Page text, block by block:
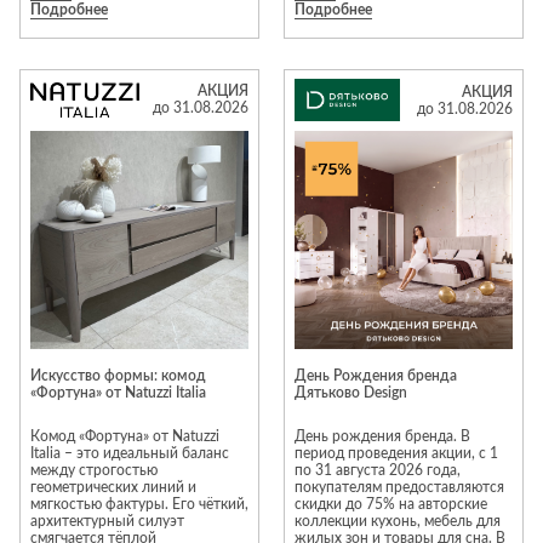
Moravio, Tomasella, Alf, Vaccari
предлагая клиентам
актуальные интерьерные
решения. Предложение
действительно с 1 по 31
августа 2026 года.
*Подробности и ассортимент
уточняйте в салоне «Галерея».
Салон «Галерея» в МТК «Гранд».
Вход №3, этаж 3
Подробнее
вам бесплатную сборку
мечты по лучшей цене!
Подробнее
АКЦИЯ
до 31.08.2026
Искусство формы: комод
«Фортуна» от Natuzzi Italia
Комод «Фортуна» от Natuzzi
Italia – это идеальный баланс
между строгостью
геометрических линий и
мягкостью фактуры. Его чёткий,
архитектурный силуэт
смягчается тёплой
АКЦИЯ
до 31.08.2026
День Рождения бренда
Дятьково Design
День рождения бренда. В
период проведения акции, с 1
по 31 августа 2026 года,
покупателям предоставляются
скидки до 75% на авторские
коллекции кухонь, мебель для
жилых зон и товары для сна. В